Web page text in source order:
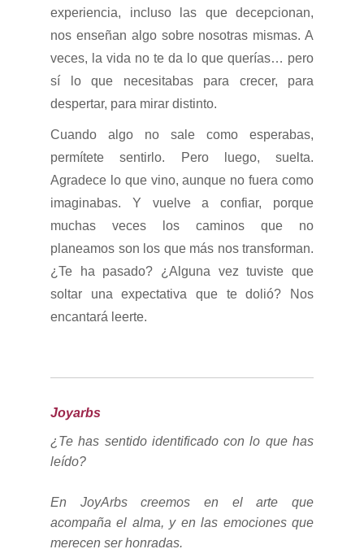
experiencia, incluso las que decepcionan,
nos enseñan algo sobre nosotras mismas. A
veces, la vida no te da lo que querías… pero
sí lo que necesitabas para crecer, para
despertar, para mirar distinto.
Cuando algo no sale como esperabas,
permítete sentirlo. Pero luego, suelta.
Agradece lo que vino, aunque no fuera como
imaginabas. Y vuelve a confiar, porque
muchas veces los caminos que no
planeamos son los que más nos transforman.
¿Te ha pasado? ¿Alguna vez tuviste que
soltar una expectativa que te dolió? Nos
encantará leerte.
Joyarbs
¿Te has sentido identificado con lo que has
leído?
En JoyArbs creemos en el arte que
acompaña el alma, y en las emociones que
merecen ser honradas.